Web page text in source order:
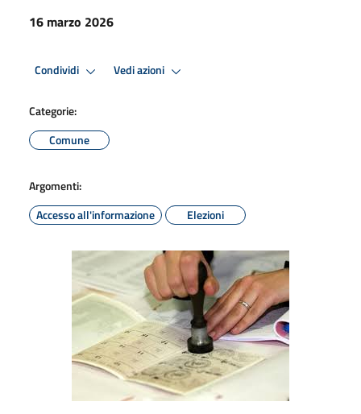
16 marzo 2026
Condividi Vedi azioni
Categorie:
Comune
Argomenti:
Accesso all'informazione
Elezioni